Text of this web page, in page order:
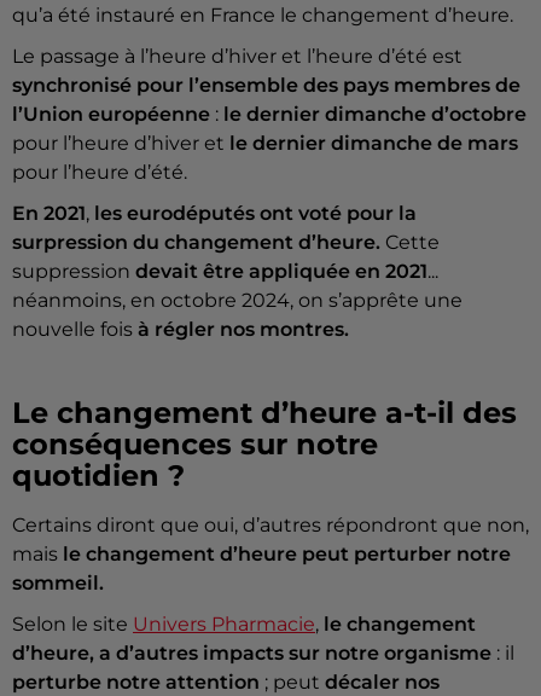
qu’a été instauré en France le changement d’heure.
Le passage à l’heure d’hiver et l’heure d’été est
synchronisé pour l’ensemble des pays membres de
l’Union européenne : le dernier dimanche d’octobre
pour l’heure d’hiver et le dernier dimanche de mars
pour l’heure d’été.
En 2021, les eurodéputés ont voté pour la
surpression du changement d’heure. Cette
suppression devait être appliquée en 2021...
néanmoins, en octobre 2024, on s’apprête une
nouvelle fois à régler nos montres.
Le changement d’heure a-t-il des
conséquences sur notre
quotidien ?
Certains diront que oui, d’autres répondront que non,
mais le changement d’heure peut perturber notre
sommeil.
Selon le site Univers Pharmacie, le changement
d’heure, a d’autres impacts sur notre organisme : il
perturbe notre attention ; peut décaler nos